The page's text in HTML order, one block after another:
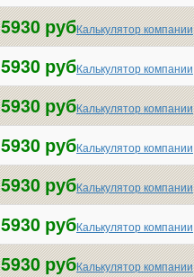
5930 рубКалькулятор компании
5930 рубКалькулятор компании
5930 рубКалькулятор компании
5930 рубКалькулятор компании
5930 рубКалькулятор компании
5930 рубКалькулятор компании
5930 рубКалькулятор компании